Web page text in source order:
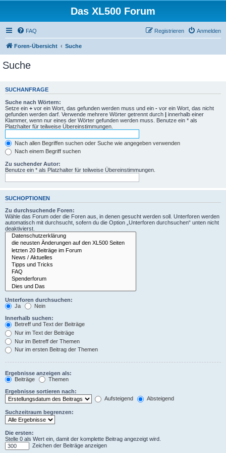
Das XL500 Forum
FAQ Anmelden
Registrieren
Foren-Übersicht Suche
Suche
SUCHANFRAGE
Suche nach Wörtern:
Setze ein + vor ein Wort, das gefunden werden muss und ein - vor ein Wort, das nicht
gefunden werden darf. Verwende mehrere Wörter getrennt durch | innerhalb einer
Klammer, wenn nur eines der Wörter gefunden werden muss. Benutze ein * als
Platzhalter für teilweise Übereinstimmungen.
Nach allen Begriffen suchen oder Suche wie angegeben verwenden
Nach einem Begriff suchen
Zu suchender Autor:
Benutze ein * als Platzhalter für teilweise Übereinstimmungen.
SUCHOPTIONEN
Zu durchsuchende Foren:
Wähle das Forum oder die Foren aus, in denen gesucht werden soll. Unterforen werden
automatisch mit durchsucht, sofern du die Option „Unterforen durchsuchen“ unten nicht
deaktivierst.
Unterforen durchsuchen:
Ja
Nein
Innerhalb suchen:
Betreff und Text der Beiträge
Nur im Text der Beiträge
Nur im Betreff der Themen
Nur im ersten Beitrag der Themen
Ergebnisse anzeigen als:
Beiträge
Themen
Ergebnisse sortieren nach:
Aufsteigend
Absteigend
Suchzeitraum begrenzen:
Die ersten:
Stelle 0 als Wert ein, damit der komplette Beitrag angezeigt wird.
Zeichen der Beiträge anzeigen